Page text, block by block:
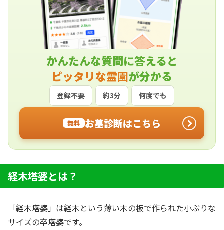
かんたんな質問に答えると
ピッタリな霊園が分かる
登録不要 約3分 何度でも
無料 お墓診断はこちら
経木塔婆とは？
「経木塔婆」は経木という薄い木の板で作られた小ぶりな
サイズの卒塔婆です。